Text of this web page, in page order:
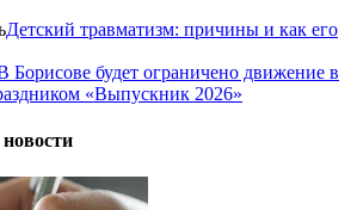
Детский травматизм: причины и как его
Борисове будет ограничено движение в
«Выпускник 2026»